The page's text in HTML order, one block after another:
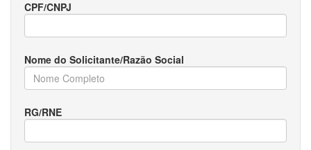
CPF/CNPJ
Nome do Solicitante/Razão Social
RG/RNE